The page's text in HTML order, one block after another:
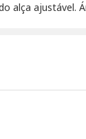
alça ajustável.